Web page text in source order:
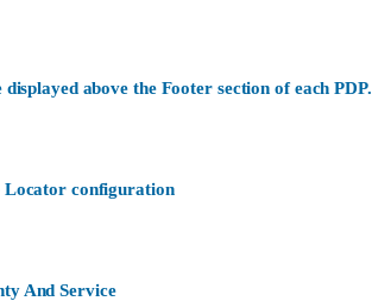
above the Footer section of each PDP.
Locator configuration
And Service